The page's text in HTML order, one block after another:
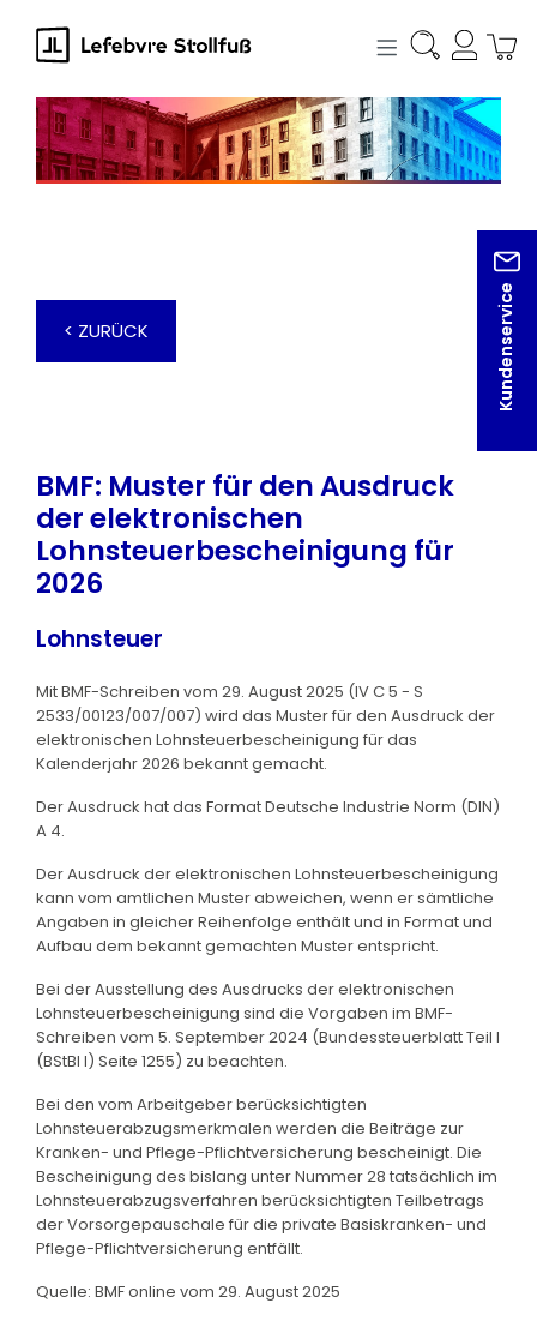
springen
Kundenservice
< ZURÜCK
BMF: Muster für den Ausdruck
der elektronischen
Lohnsteuerbescheinigung für
2026
Lohnsteuer
Mit BMF-Schreiben vom 29. August 2025 (IV C 5 - S
2533/00123/007/007) wird das Muster für den Ausdruck der
elektronischen Lohnsteuerbescheinigung für das
Kalenderjahr 2026 bekannt gemacht.
Der Ausdruck hat das Format Deutsche Industrie Norm (DIN)
A 4.
Der Ausdruck der elektronischen Lohnsteuerbescheinigung
kann vom amtlichen Muster abweichen, wenn er sämtliche
Angaben in gleicher Reihenfolge enthält und in Format und
Aufbau dem bekannt gemachten Muster entspricht.
Bei der Ausstellung des Ausdrucks der elektronischen
Lohnsteuerbescheinigung sind die Vorgaben im BMF-
Schreiben vom 5. September 2024 (Bundessteuerblatt Teil I
(BStBl I) Seite 1255) zu beachten.
Bei den vom Arbeitgeber berücksichtigten
Lohnsteuerabzugsmerkmalen werden die Beiträge zur
Kranken- und Pflege-Pflichtversicherung bescheinigt. Die
Bescheinigung des bislang unter Nummer 28 tatsächlich im
Lohnsteuerabzugsverfahren berücksichtigten Teilbetrags
der Vorsorgepauschale für die private Basiskranken- und
Pflege-Pflichtversicherung entfällt.
Quelle: BMF online vom 29. August 2025